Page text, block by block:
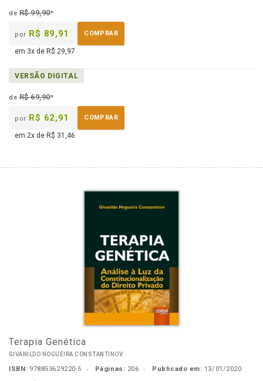
deR$ 99,90*
por R$ 89,91 COMPRAR
em 3x de R$ 29,97
VERSÃO DIGITAL
deR$ 69,90*
por R$ 62,91 COMPRAR
em 2x de R$ 31,46
Terapia Genética
GIVANILDO NOGUEIRA CONSTANTINOV
ISBN: 978853629220-5 Páginas: 206 Publicado em: 13/01/2020